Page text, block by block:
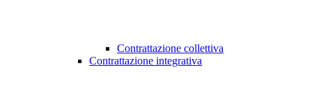
Contrattazione collettiva
Contrattazione integrativa